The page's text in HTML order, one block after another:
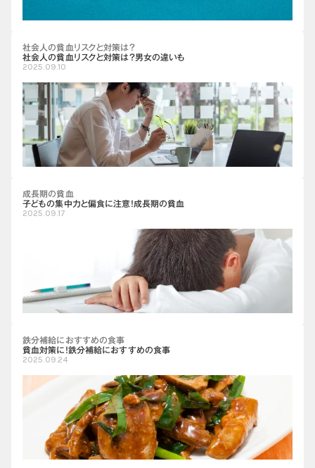
社会人の貧血リスクと対策は？
社会人の貧血リスクと対策は？男女の違いも
2025.09.10
成長期の貧血
子どもの集中力と偏食に注意！成長期の貧血
2025.09.17
鉄分補給におすすめの食事
貧血対策に！鉄分補給におすすめの食事
2025.09.24